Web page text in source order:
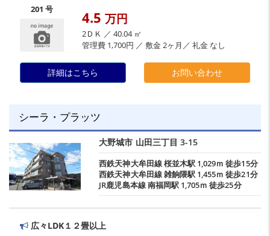
201 号 4.5 万円
2ＤＫ ／ 40.04 ㎡
管理費 1,700円 ／ 敷金 2ヶ月／ 礼金 なし
詳細はこちら お問い合わせ
シーラ・プラッツ
大野城市 山田三丁目 3-15
西鉄天神大牟田線桜並木駅1,029ｍ 徒歩15分
西鉄天神大牟田線雑餉隈駅1,455ｍ 徒歩21分
JR鹿児島本線南福岡駅1,705ｍ 徒歩25分
広々LDK１２畳以上